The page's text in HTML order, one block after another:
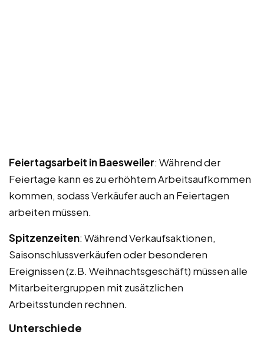
Feiertagsarbeit in Baesweiler: Während der
Feiertage kann es zu erhöhtem Arbeitsaufkommen
kommen, sodass Verkäufer auch an Feiertagen
arbeiten müssen.
Spitzenzeiten: Während Verkaufsaktionen,
Saisonschlussverkäufen oder besonderen
Ereignissen (z.B. Weihnachtsgeschäft) müssen alle
Mitarbeitergruppen mit zusätzlichen
Arbeitsstunden rechnen.
Unterschiede